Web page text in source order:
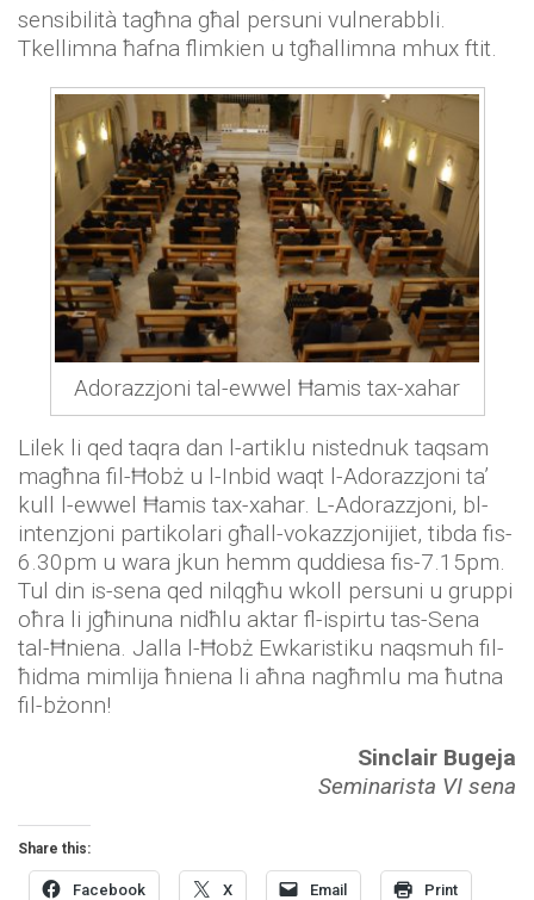
sensibilità tagħna għal persuni vulnerabbli.
Tkellimna ħafna flimkien u tgħallimna mhux ftit.
Adorazzjoni tal-ewwel Ħamis tax-xahar
Lilek li qed taqra dan l-artiklu nistednuk taqsam
magħna fil-Ħobż u l-Inbid waqt l-Adorazzjoni ta’
kull l-ewwel Ħamis tax-xahar. L-Adorazzjoni, bl-
intenzjoni partikolari għall-vokazzjonijiet, tibda fis-
6.30pm u wara jkun hemm quddiesa fis-7.15pm.
Tul din is-sena qed nilqgħu wkoll persuni u gruppi
oħra li jgħinuna nidħlu aktar fl-ispirtu tas-Sena
tal-Ħniena. Jalla l-Ħobż Ewkaristiku naqsmuh fil-
ħidma mimlija ħniena li aħna nagħmlu ma ħutna
fil-bżonn!
Sinclair Bugeja
Seminarista VI sena
Share this:
Facebook X Email Print